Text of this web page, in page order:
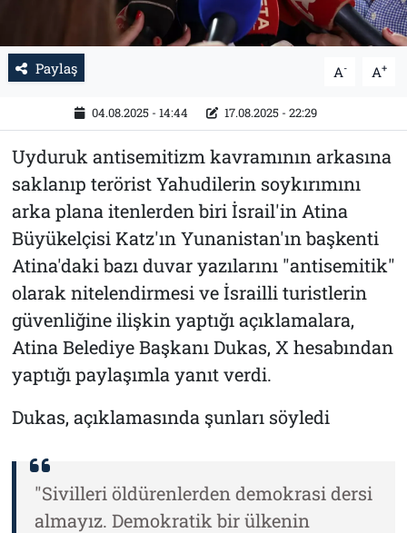
Paylaş A- A+
04.08.2025 - 14:44 17.08.2025 - 22:29
Uyduruk antisemitizm kavramının arkasına
saklanıp terörist Yahudilerin soykırımını
arka plana itenlerden biri İsrail'in Atina
Büyükelçisi Katz'ın Yunanistan'ın başkenti
Atina'daki bazı duvar yazılarını "antisemitik"
olarak nitelendirmesi ve İsrailli turistlerin
güvenliğine ilişkin yaptığı açıklamalara,
Atina Belediye Başkanı Dukas, X hesabından
yaptığı paylaşımla yanıt verdi.
Dukas, açıklamasında şunları söyledi
"Sivilleri öldürenlerden demokrasi dersi
almayız. Demokratik bir ülkenin